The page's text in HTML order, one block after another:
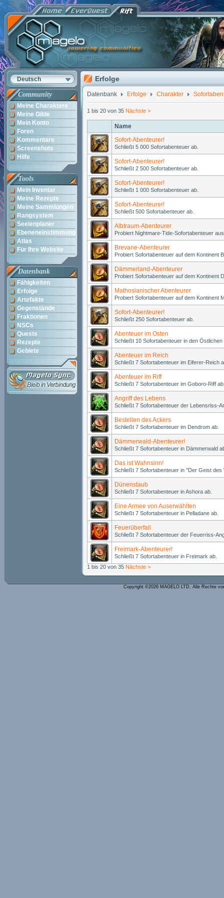
Deutsch
Community
Meine Charaktere
Meine Gilde
Mein Konto
Foren
Kommentare
Screenshots
Hilfe
Tools
Mein Inventar
Meine Rezepte
Meine Sammlungen
Rangsystem
Seelenplaner
Ebeneneinstimmung
Atlas
Für Ihre Website
Datenbank
Fähigkeiten
Erfolge
Artefakte
Gegenstände
Fraktionen
NSCs
Quests
Rezepte
Gebiete
Erfolge
Datenbank Erfolge Charakter
1 bis 20 von 35 Nächste >
Name
Sofort-Abenteurer!
Schließt 5 000 Sofortabenteuer ab.
Sofort-Abenteurer!
Schließt 2 500 Sofortabenteuer ab.
Sofort-Abenteurer!
Schließt 1 000 Sofortabenteuer ab.
Sofort-Abenteurer!
Schließt 500 Sofortabenteuer ab.
Albtraum-Abenteurer
Probiert Nightmare-Tide-Sofortabenteuer
Brevane-Abenteurer
Probiert Sofortabenteuer auf dem Kontinent
Dämmerland-Abenteurer
Probiert Sofortabenteuer auf dem Kontinent
Mathosianischer Abenteurer
Probiert Sofortabenteuer auf dem Kontinent
Sofort-Abenteurer!
Schließt 250 Sofortabenteuer ab.
Abenteuer im Osten
Schließt 10 Sofortabenteuer in den
Abenteuer im Reich
Schließt 7 Sofortabenteuer im Eiferer-Reich
Abenteuer im Riff
Schließt 7 Sofortabenteuer im Goboro-Riff
Angriff des Lebens
Schließt 7 Sofortabenteuer der Lebensriss-
Bestellen des Ackers
Schließt 7 Sofortabenteuer im Dendrom ab.
Dämmerwald-Abenteurer!
Schließt 7 Sofortabenteuer in Dämmerwald
Das ist Wahnsinn!
Schließt 7 Sofortabenteuer in "Der Geist des
Dünenstaub
Schließt 7 Sofortabenteuer in Ashora ab.
Eine Armee von Auserwählten
Schließt 7 Sofortabenteuer in Pelladane ab.
Feuerüberfall
Schließt 7 Sofortabenteuer der Feuerriss-
Freimark-Abenteurer!
Schließt 7 Sofortabenteuer in Freimark ab.
1 bis 20 von 35 Nächste >
Copyright ©2026 MAGELO LTD. Alle Rechte